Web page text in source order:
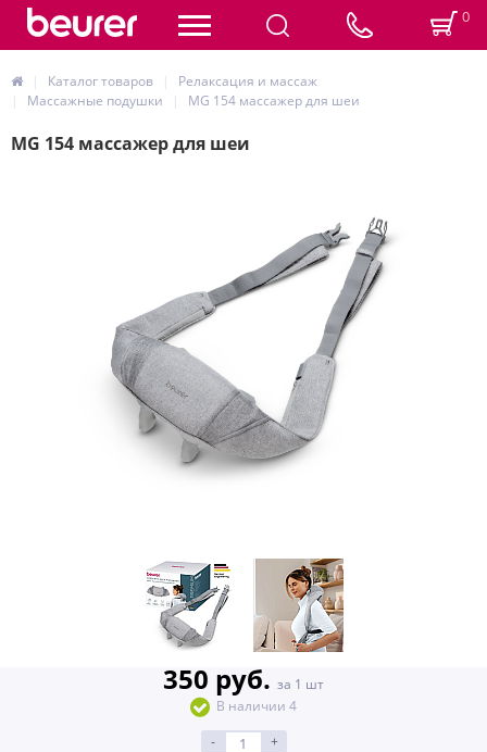
0
Каталог товаров
Релаксация и массаж
Массажные подушки
MG 154 массажер для шеи
MG 154 массажер для шеи
350 руб. за 1 шт
В наличии 4
-
+